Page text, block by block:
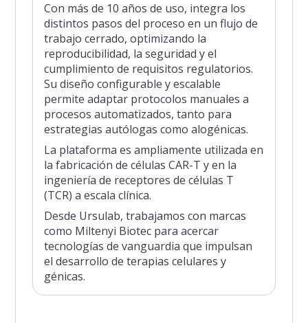
Con más de 10 años de uso, integra los
distintos pasos del proceso en un flujo de
trabajo cerrado, optimizando la
reproducibilidad, la seguridad y el
cumplimiento de requisitos regulatorios.
Su diseño configurable y escalable
permite adaptar protocolos manuales a
procesos automatizados, tanto para
estrategias autólogas como alogénicas.
La plataforma es ampliamente utilizada en
la fabricación de células CAR-T y en la
ingeniería de receptores de células T
(TCR) a escala clínica.
Desde Ursulab, trabajamos con marcas
como Miltenyi Biotec para acercar
tecnologías de vanguardia que impulsan
el desarrollo de terapias celulares y
génicas.